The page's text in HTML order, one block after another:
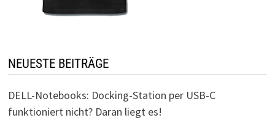
NEUESTE BEITRÄGE
DELL-Notebooks: Docking-Station per USB-C
funktioniert nicht? Daran liegt es!